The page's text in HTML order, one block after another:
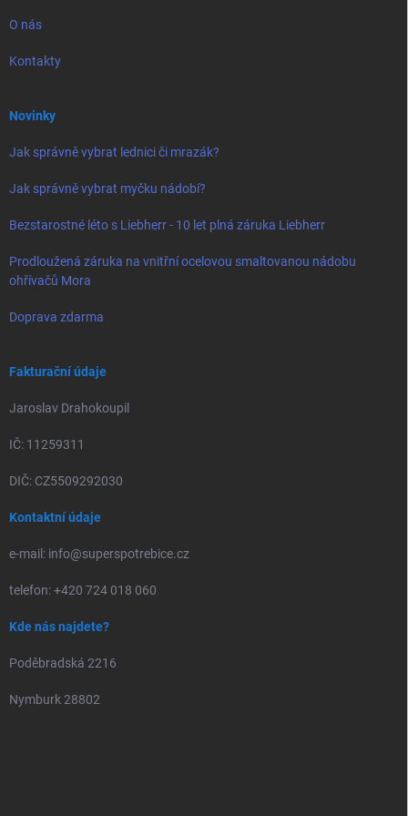
O nás
Kontakty
Novinky
Jak správně vybrat lednici či mrazák?
Jak správně vybrat myčku nádobí?
Bezstarostné léto s Liebherr - 10 let plná záruka Liebherr
Prodloužená záruka na vnitřní ocelovou smaltovanou nádobu
ohřívačů Mora
Doprava zdarma
Fakturační údaje
Jaroslav Drahokoupil
IČ: 11259311
DIČ: CZ5509292030
Kontaktní údaje
e-mail: info@superspotrebice.cz
telefon: +420 724 018 060
Kde nás najdete?
Poděbradská 2216
Nymburk 28802